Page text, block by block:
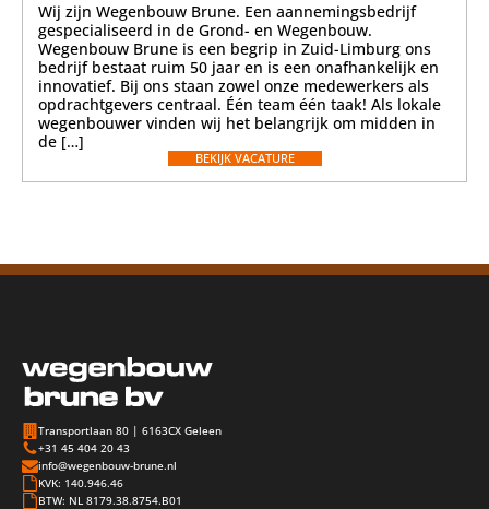
Wij zijn Wegenbouw Brune. Een aannemingsbedrijf
gespecialiseerd in de Grond- en Wegenbouw.
Wegenbouw Brune is een begrip in Zuid-Limburg ons
bedrijf bestaat ruim 50 jaar en is een onafhankelijk en
innovatief. Bij ons staan zowel onze medewerkers als
opdrachtgevers centraal. Één team één taak! Als lokale
wegenbouwer vinden wij het belangrijk om midden in
de […]
BEKIJK VACATURE
Transportlaan 80 | 6163CX Geleen
+31 45 404 20 43
info@wegenbouw-brune.nl
KVK: 140.946.46
BTW: NL 8179.38.8754.B01